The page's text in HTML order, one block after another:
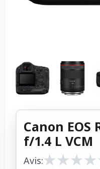
Canon EOS
f/1.4 L VCM
Avis:★
★★
★★
★★
★